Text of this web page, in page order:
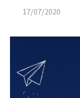
17/07/2020